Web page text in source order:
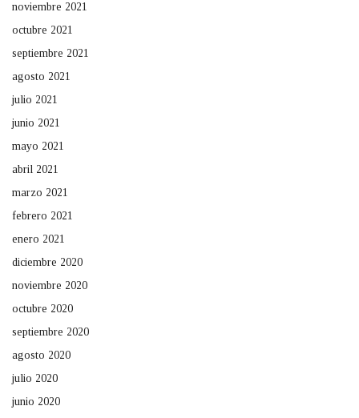
noviembre 2021
octubre 2021
septiembre 2021
agosto 2021
julio 2021
junio 2021
mayo 2021
abril 2021
marzo 2021
febrero 2021
enero 2021
diciembre 2020
noviembre 2020
octubre 2020
septiembre 2020
agosto 2020
julio 2020
junio 2020